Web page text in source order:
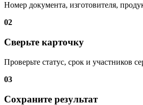
Номер документа, изготовителя,
02
Сверьте карточку
Проверьте статус, срок и участников
03
Сохраните результат